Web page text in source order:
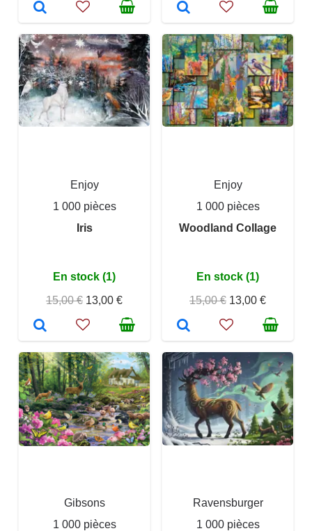
Enjoy
1 000 pièces
Iris
En stock (1)
15,00 € 13,00 €
Enjoy
1 000 pièces
Woodland Collage
En stock (1)
15,00 € 13,00 €
Gibsons
1 000 pièces
Ravensburger
1 000 pièces